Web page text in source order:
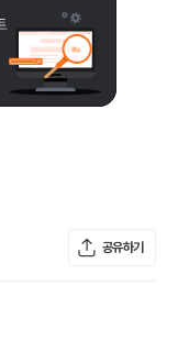
공유하기